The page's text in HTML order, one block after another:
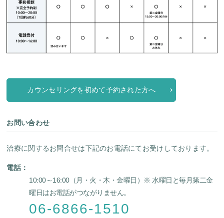
カウンセリングを初めて予約された方へ
お問い合わせ
治療に関するお問合せは下記のお電話にてお受けしております。
電話：
10:00～16:00（月・火・木・金曜日）
※ 水曜日と毎月第二金
曜日はお電話がつながりません。
06-6866-1510